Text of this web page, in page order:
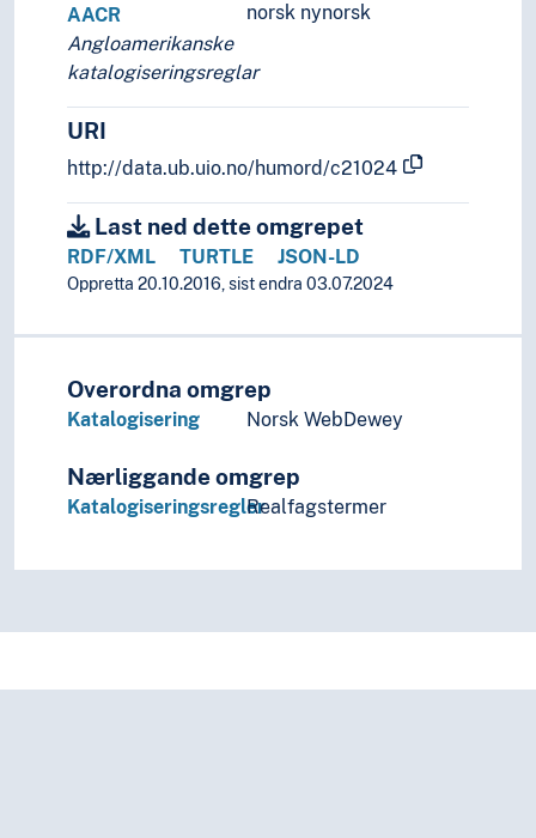
norsk nynorsk
AACR
Angloamerikanske
katalogiseringsreglar
URI
http://data.ub.uio.no/humord/c21024
Last ned dette omgrepet
RDF/XML TURTLE JSON-LD
Oppretta 20.10.2016, sist endra 03.07.2024
Overordna omgrep
Katalogisering Norsk WebDewey
Nærliggande omgrep
KatalogiseringsreglerRealfagstermer